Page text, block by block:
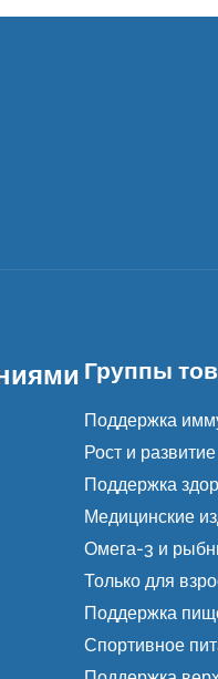
Группы
Поддержка
Рост и
Поддержка
Медицинские
Омега-3 и
Только для
Поддержка
Спортивное